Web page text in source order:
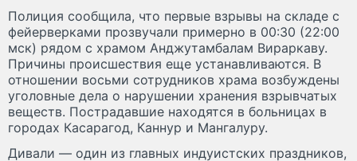
Полиция сообщила, что первые взрывы на складе с
фейерверками прозвучали примерно в 00:30 (22:00
мск) рядом с храмом Анджутамбалам Вираркаву.
Причины происшествия еще устанавливаются. В
отношении восьми сотрудников храма возбуждены
уголовные дела о нарушении хранения взрывчатых
веществ. Пострадавшие находятся в больницах в
городах Касарагод, Каннур и Мангалуру.
Дивали — один из главных индуистских праздников,